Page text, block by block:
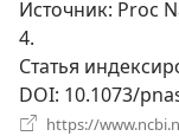
Источник‎: Proc
4.
Статья
DOI‎: 10.1073/
https://